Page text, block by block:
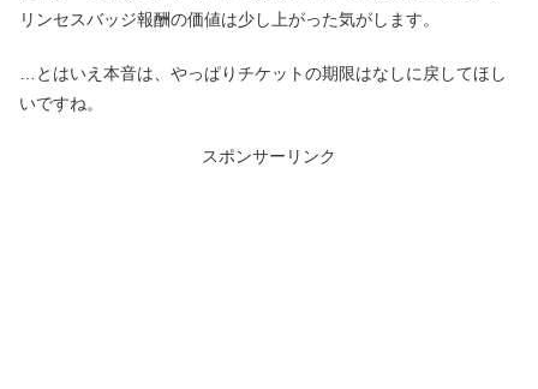
リンセスバッジ報酬の価値は少し上がった気がします。
…とはいえ本音は、やっぱりチケットの期限はなしに戻してほし
いですね。
スポンサーリンク